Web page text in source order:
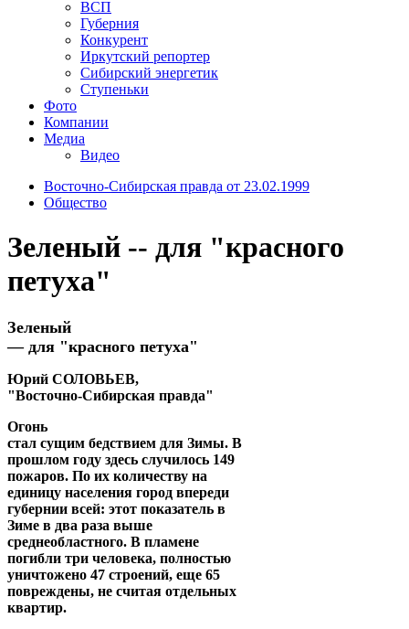
ВСП
Губерния
Конкурент
Иркутский репортер
Сибирский энергетик
Ступеньки
Фото
Компании
Медиа
Видео
Восточно-Сибирская правда от 23.02.1999
Общество
Зеленый -- для "красного
петуха"
Зеленый
— для "красного петуха"
Юрий СОЛОВЬЕВ,
"Восточно-Сибирская правда"
Огонь
стал сущим бедствием для Зимы. В
прошлом году здесь случилось 149
пожаров. По их количеству на
единицу населения город впереди
губернии всей: этот показатель в
Зиме в два раза выше
среднеобластного. В пламене
погибли три человека, полностью
уничтожено 47 строений, еще 65
повреждены, не считая отдельных
квартир.